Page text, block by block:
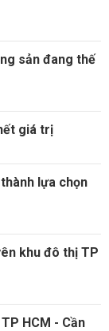
sản đang thế
giá trị
lựa chọn
khu đô thị TP
HCM - Cần